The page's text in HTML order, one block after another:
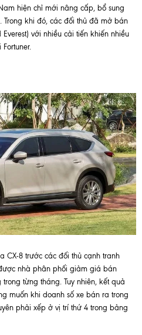
hiện chỉ mới nâng cấp, bổ sung
Trong khi đó, các đối thủ đã mở bán
với nhiều cải tiến khiến nhiều
CX-8 trước các đối thủ cạnh tranh
nhà phân phối giảm giá bán
từng tháng. Tuy nhiên, kết quả
muốn khi doanh số xe bán ra trong
phải xếp ở vị trí thứ 4 trong bảng